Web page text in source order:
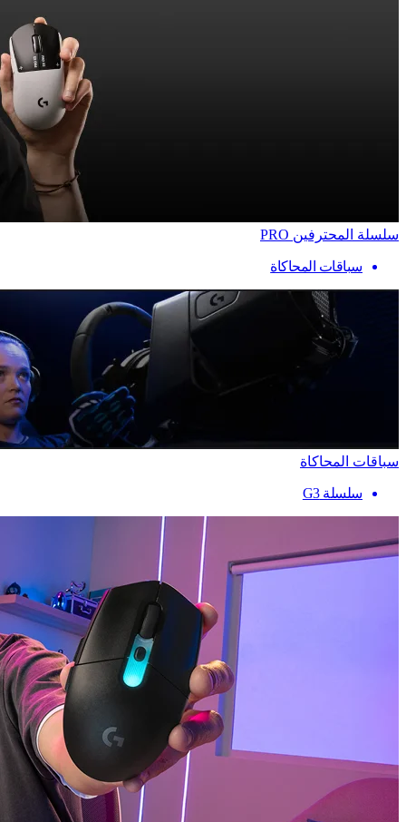
سلسلة المحترفين PRO
سباقات المحاكاة
سباقات المحاكاة
سلسلة G3